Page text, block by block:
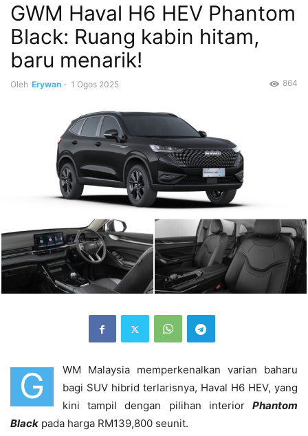
GWM Haval H6 HEV Phantom
Black: Ruang kabin hitam,
baru menarik!
Oleh Erywan - 1 Ogos 2025 864
G
WM Malaysia memperkenalkan varian baharu
bagi SUV hibrid terlarisnya, Haval H6 HEV, yang
kini tampil dengan pilihan interior Phantom
Black pada harga RM139,800 seunit.